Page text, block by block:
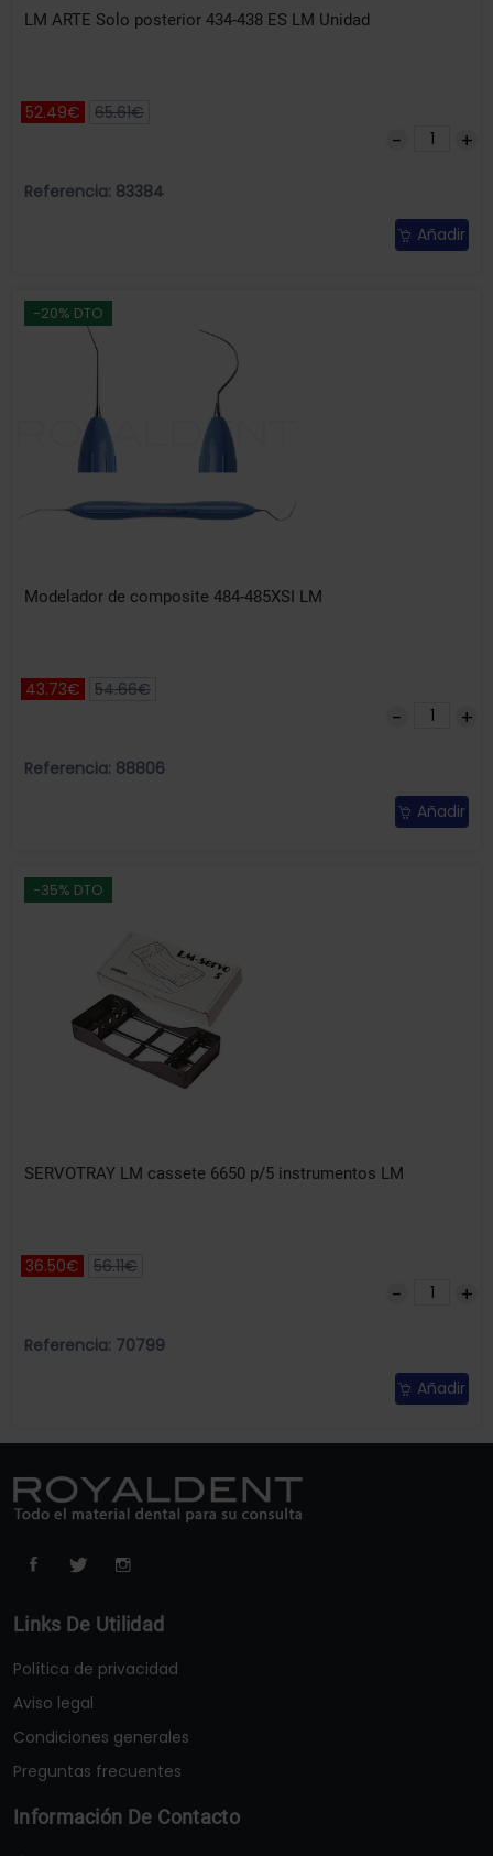
LM ARTE Solo posterior 434-438 ES LM Unidad
52.49€ 65.61€
Referencia: 83384
Añadir
-20% DTO
Modelador de composite 484-485XSI LM
43.73€ 54.66€
Referencia: 88806
Añadir
-35% DTO
SERVOTRAY LM cassete 6650 p/5 instrumentos LM
36.50€ 56.11€
Referencia: 70799
Añadir
Links De Utilidad
Política de privacidad
Aviso legal
Condiciones generales
Preguntas frecuentes
Información De Contacto